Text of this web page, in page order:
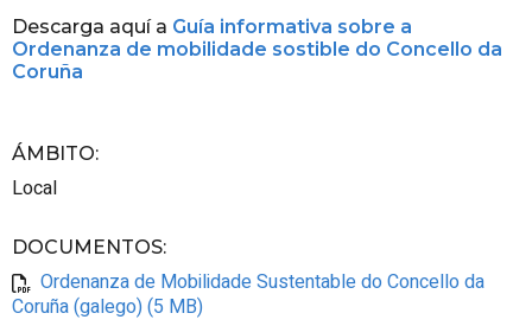
Descarga aquí a Guía informativa sobre a
Ordenanza de mobilidade sostible do Concello da
Coruña
ÁMBITO:
Local
DOCUMENTOS:
Ordenanza de Mobilidade Sustentable do Concello da
Coruña (galego) (5 MB)